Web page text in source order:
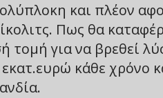
και πλέον
Πως θα
για να βρεθεί
κάθε χρόνο